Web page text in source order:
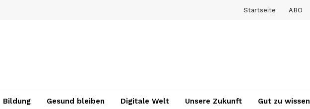
Startseite ABO
Bildung Gesund bleiben Digitale Welt Unsere Zukunft Gut zu wissen